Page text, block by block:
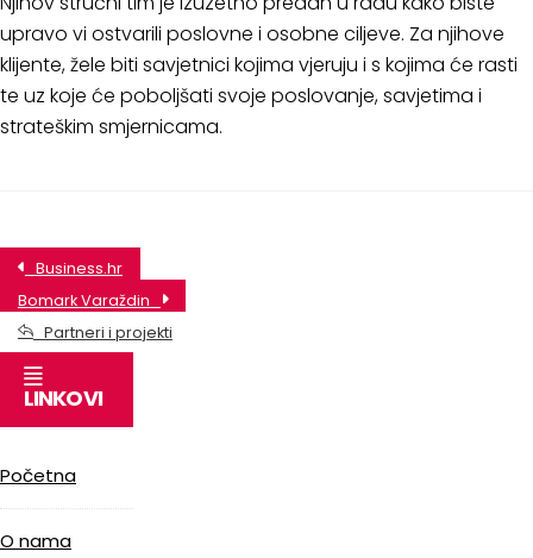
upravo vi ostvarili poslovne i osobne ciljeve. Za njihove
klijente, žele biti savjetnici kojima vjeruju i s kojima će rasti
te uz koje će poboljšati svoje poslovanje, savjetima i
strateškim smjernicama.
Business.hr
Bomark Varaždin
Partneri i projekti
LINKOVI
Početna
O nama